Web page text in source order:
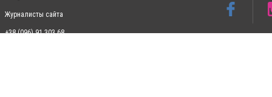
Журналисты сайта
+38 (096) 91 303 68